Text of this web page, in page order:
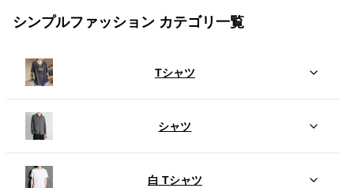
シンプルファッション カテゴリ一覧
Tシャツ
シャツ
白 Tシャツ